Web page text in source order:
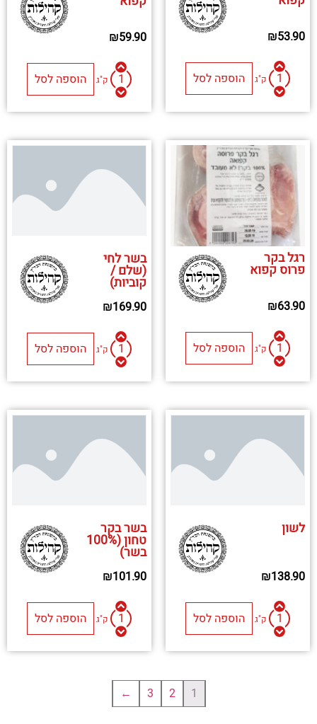
₪53.90
ק"ג הוספה לסל
₪59.90
ק"ג הוספה לסל
רגל בקר
פרוס קפוא
₪63.90
ק"ג הוספה לסל
בשר לחי
(שלם /
קוביות)
₪169.90
ק"ג הוספה לסל
לשון
₪138.90
ק"ג הוספה לסל
בשר בקר
טחון (100%
בשר)
₪101.90
ק"ג הוספה לסל
1
2
3
←